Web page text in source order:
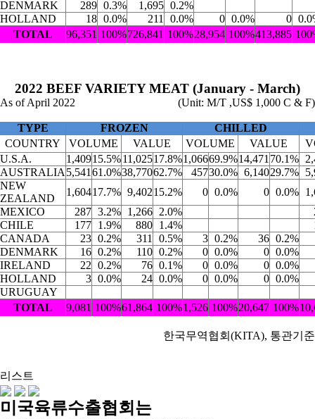
DENMARK 289 0.3% 1,695 0.2%
HOLLAND
18 0.0% 211 0.0% 0 0.0% 0
TOTAL
96,351 100%726,841 100%28,954 100%413,885
2022 BEEF VARIETY MEAT (January - March)
As of April 2022 (Unit: M/T ,US$ 1,000 C & F)
TYPE FROZEN
CHILLED
COUNTRY
VOLUME VALUE VOLUME VALUE
U.S.A.
1,40915.5%11,02517.8%1,06669.9%14,471 70.1%
AUSTRALIA 5,541 61.0%38,77062.7% 45730.0% 6,14029.7%
NEW
ZEALAND
1,60417.7% 9,40215.2% 0 0.0% 0 0.0%
MEXICO
287 3.2% 1,266 2.0%
CHILE
177 1.9% 880 1.4%
CANADA
23 0.2% 311 0.5% 3 0.2% 36 0.2%
DENMARK
16 0.2% 110 0.2% 0 0.0% 0 0.0%
IRELAND
22 0.2% 76 0.1% 0 0.0% 0 0.0%
HOLLAND
3 0.0% 24 0.0% 0 0.0% 0 0.0%
URUGUAY
TOTAL
9,081 100%61,864 100%1,526 100%20,647 100%
한국무역협회(KITA), 통관기준
리스트
미국육류수출협회는